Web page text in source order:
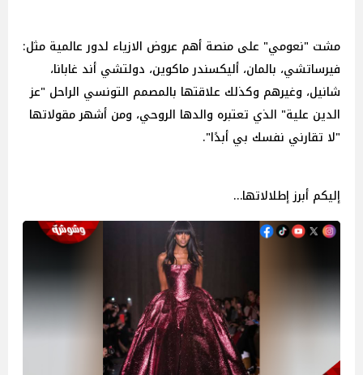
مشت "نعومي" على منصة أهم عروض الازياء لدور عالمية مثل:
فيرساتشي، بالمان، أليكسندر ماكوين، دولتشي أند غابانا،
شانيل، وغيرهم وكذلك علاقتها بالمصمم التونسي الراحل "عز
الدين علية" الذي تعتبره والدها الروحي، ومن أشهر مقولاتها
"لا تقارني نفسك بي أبدًا".
إليكم أبرز إطلالاتها…